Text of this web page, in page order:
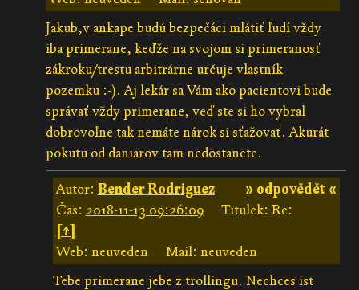
Jakub,v ankape budú bezpečáci mlátiť ľudí vždy
iba primerane, keďže na svojom si primeranosť
zákroku/trestu arbitrárne určuje vlastník
pozemku :-). Aj lekár sa Vám ako pacientovi bude
správať vždy primerane, veď ste si ho vybral
dobrovoľne tak nemáte nárok si sťažovať. Akurát
pokutu od daniarov tam nedostanete.
» odpovědět «
Autor: Bender Rodriguez
Čas: 2018-11-13 09:26:09
Titulek: Re:
[↑]
Web: neuveden
Mail: neuveden
Tebe primerane jebe z trollingu. Nechces ist